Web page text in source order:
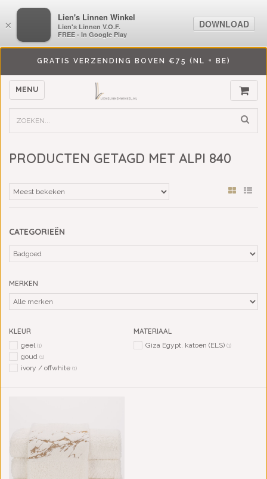
GRATIS VERZENDING BOVEN €75 (NL + BE)
MENU
PRODUCTEN GETAGD MET ALPI 840
CATEGORIEËN
MERKEN
KLEUR
geel(1)
goud (1)
ivory / offwhite (1)
MATERIAAL
Giza Egypt. katoen (ELS) (1)
×
LiensLinnenwinkel.nl
Lien's Linnen V.O.F.
FREE - In Google Play
DOWNLOAD
×
Lien's Linnen Winkel
Lien's Linnen V.O.F.
FREE - In Google Play
DOWNLOAD